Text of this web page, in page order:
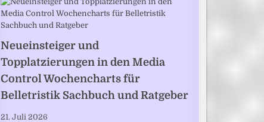
Neueinsteiger und
Topplatzierungen in den Media
Control Wochencharts für
Belletristik Sachbuch und Ratgeber
21. Juli 2026